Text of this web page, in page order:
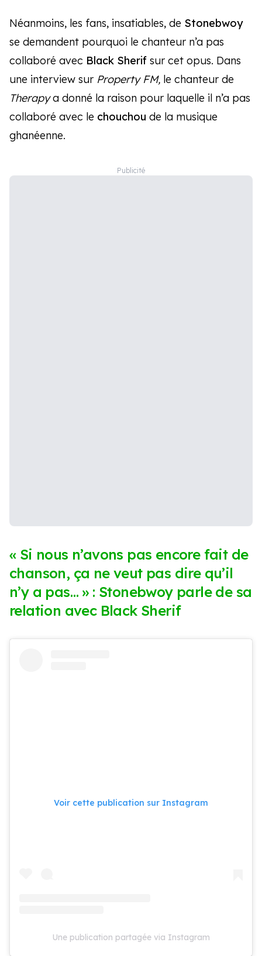
Néanmoins, les fans, insatiables, de Stonebwoy
se demandent pourquoi le chanteur n’a pas
collaboré avec Black Sherif sur cet opus. Dans
une interview sur Property FM, le chanteur de
Therapya donné la raison pour laquelle il n’a pas
collaboré avec le chouchou de la musique
ghanéenne.
« Si nous n’avons pas encore fait de
chanson, ça ne veut pas dire qu’il
n’y a pas… » : Stonebwoy parle de sa
relation avec Black Sherif
Voir cette publication sur Instagram
Une publication partagée via Instagram